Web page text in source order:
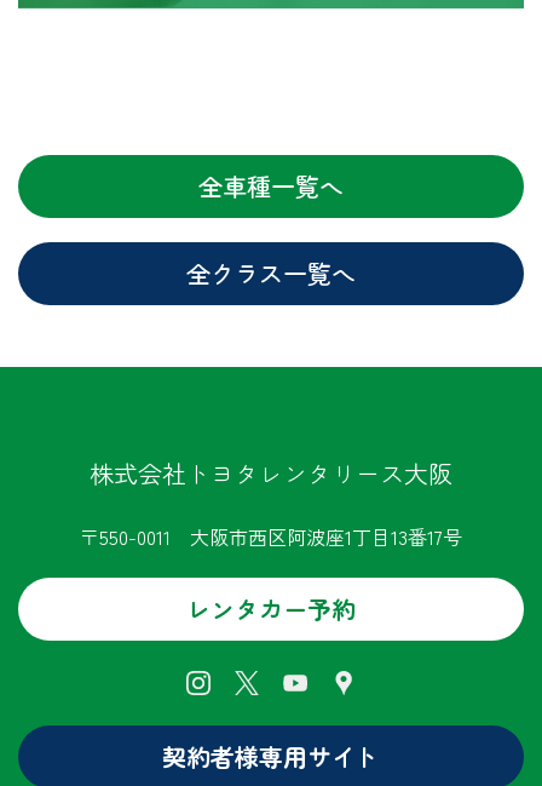
全車種一覧へ
全クラス一覧へ
株式会社トヨタレンタリース大阪
〒550-0011 大阪市西区阿波座1丁目13番17号
レンタカー予約
契約者様専用サイト